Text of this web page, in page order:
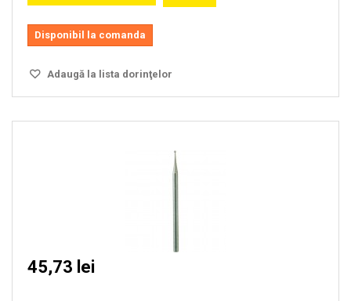
Disponibil la comanda
Adaugă la lista dorinţelor
45,73 lei